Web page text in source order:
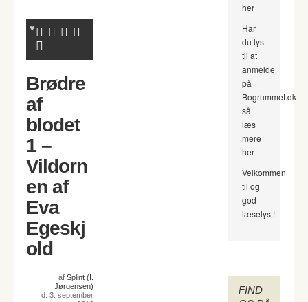
Brødre
af
blodet
1 –
Vildorn
en af
Eva
Egeskj
old
af Splint (I.
Jørgensen)
d. 3. september
her
Har
du lyst
til at
anmelde
på
Bogrummet.dk
så
læs
mere
her
Velkommen
til og
god
læselyst!
FIND